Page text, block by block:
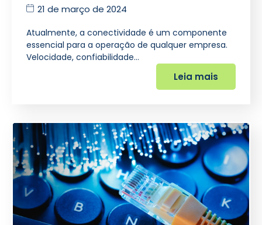
21 de março de 2024
Atualmente, a conectividade é um componente
essencial para a operação de qualquer empresa.
Velocidade, confiabilidade…
Leia mais